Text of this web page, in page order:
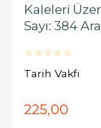
Kaleleri
Sayı: 384
Tarih Vakfı
225,00